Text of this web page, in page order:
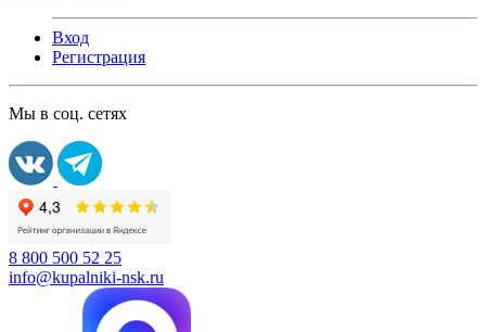
Вход
Регистрация
Мы в соц. сетях
8 800 500 52 25
info@kupalniki-nsk.ru